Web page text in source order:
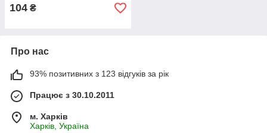
104 ₴
Про нас
93% позитивних з 123 відгуків за рік
Працює з 30.10.2011
м. Харків
Харків, Україна